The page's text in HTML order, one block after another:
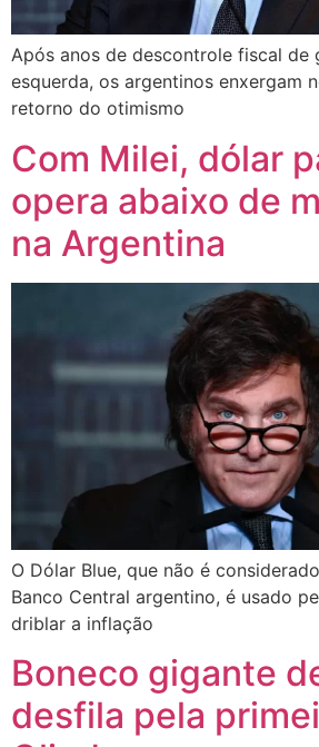
Após anos de descontrole fiscal de
esquerda, os argentinos enxergam
retorno do otimismo
Com Milei, dólar
opera abaixo de
na Argentina
O Dólar Blue, que não é
Banco Central argentino, é usado
driblar a inflação
Boneco gigante
desfila pela